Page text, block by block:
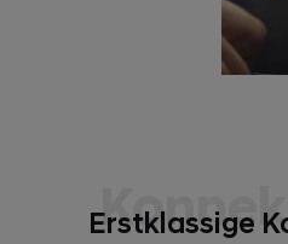
Erstklassige